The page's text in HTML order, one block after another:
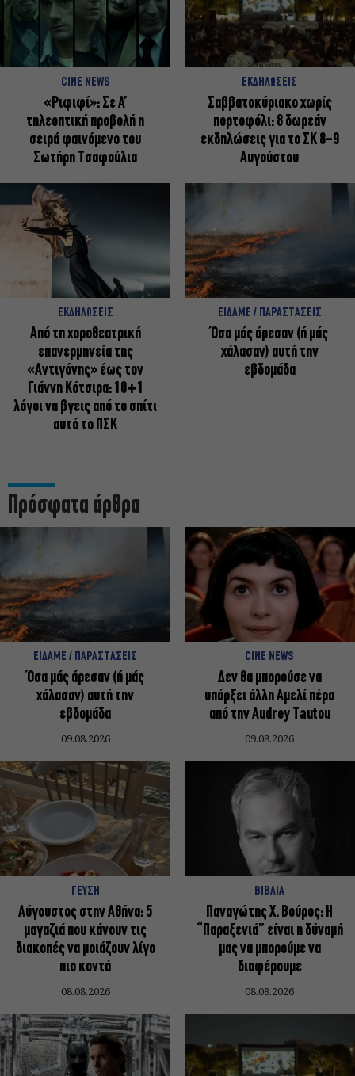
CINE NEWS
«Ριφιφί»: Σε Α’
τηλεοπτική προβολή η
σειρά φαινόμενο του
Σωτήρη Τσαφούλια
ΕΚΔΗΛΩΣΕΙΣ
Σαββατοκύριακο χωρίς
πορτοφόλι: 8 δωρεάν
εκδηλώσεις για το ΣΚ 8-9
Αυγούστου
ΕΚΔΗΛΩΣΕΙΣ
Από τη χοροθεατρική
επανερμηνεία της
«Αντιγόνης» έως τον
Γιάννη Κότσιρα: 10+1
λόγοι να βγεις από το σπίτι
αυτό το ΠΣΚ
ΕΙΔΑΜΕ / ΠΑΡΑΣΤΑΣΕΙΣ
Όσα μάς άρεσαν (ή μάς
χάλασαν) αυτή την
εβδομάδα
Πρόσφατα άρθρα
ΕΙΔΑΜΕ / ΠΑΡΑΣΤΑΣΕΙΣ
Όσα μάς άρεσαν (ή μάς
χάλασαν) αυτή την
εβδομάδα
09.08.2026
CINE NEWS
Δεν θα μπορούσε να
υπάρξει άλλη Αμελί πέρα
από την Audrey Tautou
09.08.2026
ΓΕΥΣΗ
Αύγουστος στην Αθήνα: 5
μαγαζιά που κάνουν τις
διακοπές να μοιάζουν λίγο
πιο κοντά
08.08.2026
ΒΙΒΛΙΑ
Παναγώτης Χ. Βούρος: Η
“Παραξενιά” είναι η δύναμή
μας να μπορούμε να
διαφέρουμε
08.08.2026